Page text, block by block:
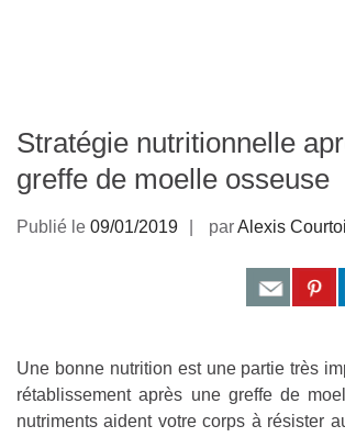
Stratégie nutritionnelle
greffe de moelle osseuse
Publié le 09/01/2019 parAlexis
Une bonne nutrition est une partie très
rétablissement après une greffe de
nutriments aident votre corps à résister